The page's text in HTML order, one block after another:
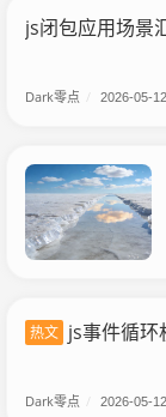
js闭包应用场景
Dark零点 2026-05-12
热文 js事件循环
Dark零点 2026-05-12